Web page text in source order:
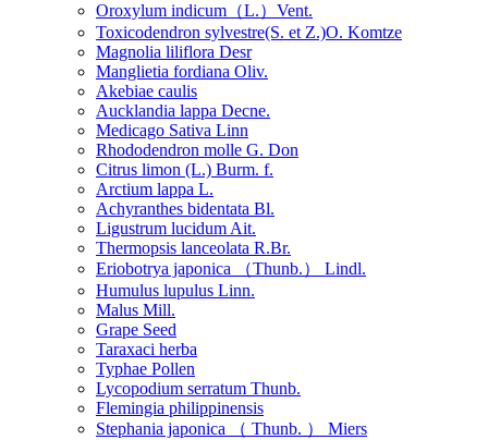
Oroxylum indicum（L.）Vent.
Toxicodendron sylvestre(S. et Z.)O. Komtze
Magnolia liliflora Desr
Manglietia fordiana Oliv.
Akebiae caulis
Aucklandia lappa Decne.
Medicago Sativa Linn
Rhododendron molle G. Don
Citrus limon (L.) Burm. f.
Arctium lappa L.
Achyranthes bidentata Bl.
Ligustrum lucidum Ait.
Thermopsis lanceolata R.Br.
Eriobotrya japonica （Thunb.） Lindl.
Humulus lupulus Linn.
Malus Mill.
Grape Seed
Taraxaci herba
Typhae Pollen
Lycopodium serratum Thunb.
Flemingia philippinensis
Stephania japonica （ Thunb. ） Miers